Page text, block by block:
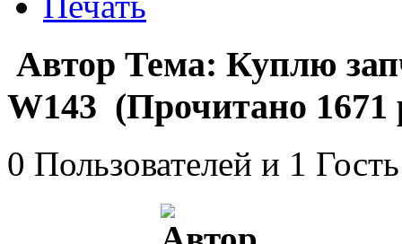
Автор Тема: Куплю
W143 (Прочитано 1671
0 Пользователей и 1